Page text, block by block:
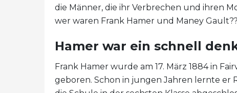
die Männer, die ihr Verbrechen und ihren
wer waren Frank Hamer und Maney Gault??
Hamer war ein schnell
Frank Hamer wurde am 17. März 1884 in
geboren. Schon in jungen Jahren lernte